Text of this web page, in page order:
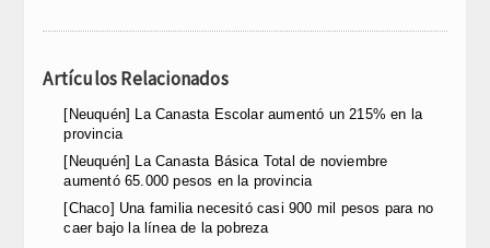
Artículos Relacionados
[Neuquén] La Canasta Escolar aumentó un 215% en la
provincia
[Neuquén] La Canasta Básica Total de noviembre
aumentó 65.000 pesos en la provincia
[Chaco] Una familia necesitó casi 900 mil pesos para no
caer bajo la línea de la pobreza